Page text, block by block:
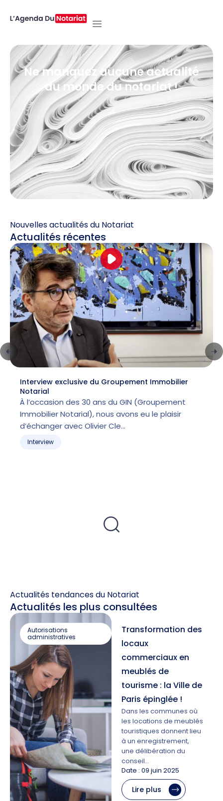
Ne manquez aucune actualité
du monde du notariat !
Nouvelles actualités du Notariat
Actualités récentes
Interview exclusive du Groupement Immobilier
Notarial
À l’occasion des 30 ans du GIN (Groupement
Immobilier Notarial), nous avons eu le plaisir
d’échanger avec Olivier Cle…
Interview
Actualités tendances du Notariat
Actualités les plus consultées
Autorisations
administratives
Transformation des
locaux
commerciaux en
meublés de
tourisme : la Ville de
Paris épinglée !
Dans les communes où
les locations de meublés
touristiques donnent lieu
à un enregistrement,
une délibération du
conseil…
Date : 09 juin 2025
Lire plus